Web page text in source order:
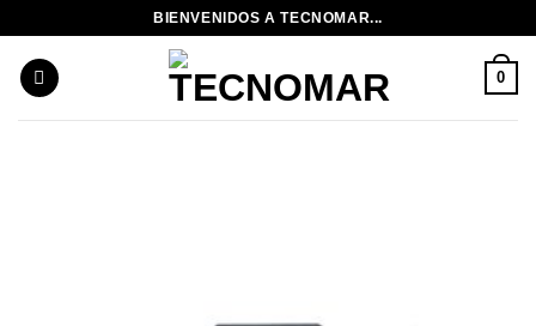
contenido
BIENVENIDOS A TECNOMAR...
0